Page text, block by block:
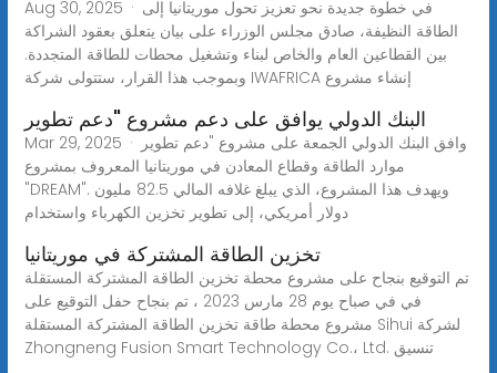
Aug 30, 2025 · في خطوة جديدة نحو تعزيز تحول موريتانيا إلى
الطاقة النظيفة، صادق مجلس الوزراء على بيان يتعلق بعقود الشراكة
بين القطاعين العام والخاص لبناء وتشغيل محطات للطاقة المتجددة.
وبموجب هذا القرار، ستتولى شركة IWAFRICA إنشاء مشروع
البنك الدولي يوافق على دعم مشروع "دعم تطوير
Mar 29, 2025 · وافق البنك الدولي الجمعة على مشروع "دعم تطوير
موارد الطاقة وقطاع المعادن في موريتانيا المعروف بمشروع
"DREAM". ويهدف هذا المشروع، الذي يبلغ غلافه المالي 82.5 مليون
دولار أمريكي، إلى تطوير تخزين الكهرباء واستخدام
تخزين الطاقة المشتركة في موريتانيا
تم التوقيع بنجاح على مشروع محطة تخزين الطاقة المشتركة المستقلة
في في صباح يوم 28 مارس 2023 ، تم بنجاح حفل التوقيع على
مشروع محطة طاقة تخزين الطاقة المشتركة المستقلة Sihui لشركة
Zhongneng Fusion Smart Technology Co.، Ltd. تنسيق